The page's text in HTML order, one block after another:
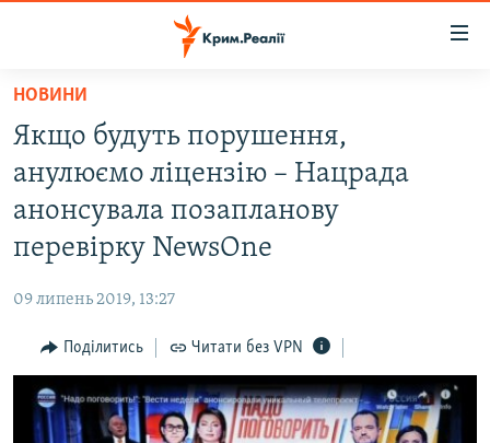
Перейти
основного
матеріалу
Перейти
до
основної
Перейти
пошуку
ВОДА.КРИМ
ВІДЕО ТА ФОТО
ПОЛІТИКА
ІНТЕРВ'Ю
ВСЕ ЗА ДЕНЬ
СПЕЦПРОЕКТИ
НОВИНИ
Якщо будуть порушення,
анулюємо ліцензію – Нацрада
анонсувала позапланову
перевірку NewsOne
09 липень 2019, 13:27
Поділитись Читати без VPN